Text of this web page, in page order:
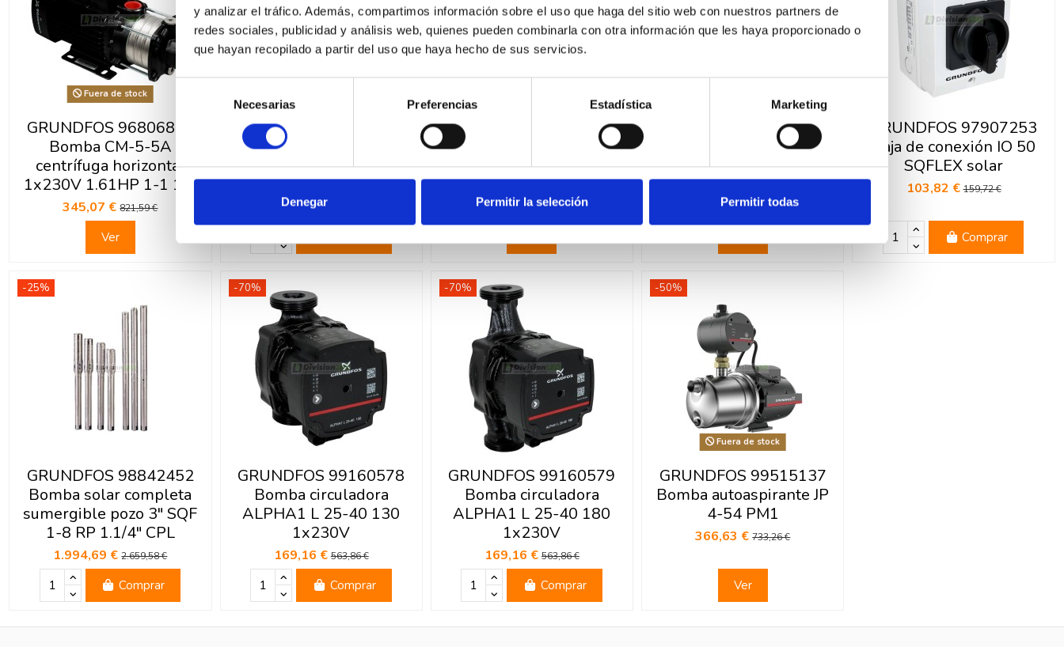
y analizar el tráfico. Además, compartimos información sobre el uso que haga del sitio web con nuestros partners de
redes sociales, publicidad y análisis web, quienes pueden combinarla con otra información que les haya proporcionado o
que hayan recopilado a partir del uso que haya hecho de sus servicios.
consentimiento
Necesarias Preferencias Estadística Marketing
Denegar Permitir la selección Permitir todas
Fuera de stock
GRUNDFOS 96806813
Bomba CM-5-5A
centrífuga horizontal
1x230V 1.61HP 1-1 1/4
345,07 €821,59 €
Ver
GRUNDFOS 96834838
Bomba solar completa
sumergible pozo 3" SQF-
1,2-3 AISI304
2.626,12 €
GRUNDFOS 96935462
centrífuga horizontal
1x230V 1.61HP 1-1 1/4
500,07 €1.190,64 €
GRUNDFOS 97896290
Bomba sumergible SBA
3-45A Monofásica 2CV
230V
489,99 €1.076,90 €
GRUNDFOS 97907253
Caja de conexión IO 50
SQFLEX solar
103,82 €159,72 €
Comprar
-25%
GRUNDFOS 98842452
Bomba solar completa
sumergible pozo 3" SQF
1-8 RP 1.1/4" CPL
1.994,69 €2.659,58 €
Comprar
-70%
GRUNDFOS 99160578
Bomba circuladora
ALPHA1 L 25-40 130
1x230V
169,16 €563,86 €
Comprar
-70%
GRUNDFOS 99160579
Bomba circuladora
ALPHA1 L 25-40 180
1x230V
169,16 € 563,86 €
Comprar
-50%
Fuera de stock
GRUNDFOS 99515137
Bomba autoaspirante JP
4-54 PM1
366,63 €733,26 €
Ver